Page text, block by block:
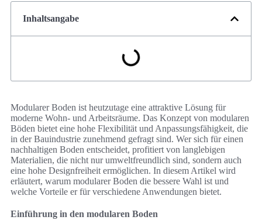
Inhaltsangabe
Modularer Boden ist heutzutage eine attraktive Lösung für
moderne Wohn- und Arbeitsräume. Das Konzept von modularen
Böden bietet eine hohe Flexibilität und Anpassungsfähigkeit, die
in der Bauindustrie zunehmend gefragt sind. Wer sich für einen
nachhaltigen Boden entscheidet, profitiert von langlebigen
Materialien, die nicht nur umweltfreundlich sind, sondern auch
eine hohe Designfreiheit ermöglichen. In diesem Artikel wird
erläutert, warum modularer Boden die bessere Wahl ist und
welche Vorteile er für verschiedene Anwendungen bietet.
Einführung in den modularen Boden